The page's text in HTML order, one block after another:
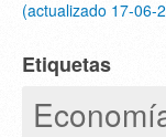
(actualizado 17-06-
Etiquetas